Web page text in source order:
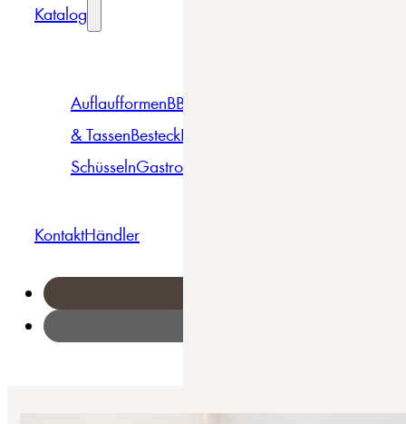
Katalog
AuflaufformenBBQ
& TassenBesteckBowls &
SchüsselnGastro
KontaktHändler